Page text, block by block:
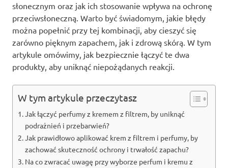
słonecznym oraz jak ich stosowanie wpływa na ochronę
przeciwsłoneczną. Warto być świadomym, jakie błędy
można popełnić przy tej kombinacji, aby cieszyć się
zarówno pięknym zapachem, jak i zdrową skórą. W tym
artykule omówimy, jak bezpiecznie łączyć te dwa
produkty, aby uniknąć niepożądanych reakcji.
W tym artykule przeczytasz
Jak łączyć perfumy z kremem z filtrem, by uniknąć
podrażnień i przebarwień?
Jak prawidłowo aplikować krem z filtrem i perfumy, by
zachować skuteczność ochrony i trwałość zapachu?
Na co zwracać uwagę przy wyborze perfum i kremu z